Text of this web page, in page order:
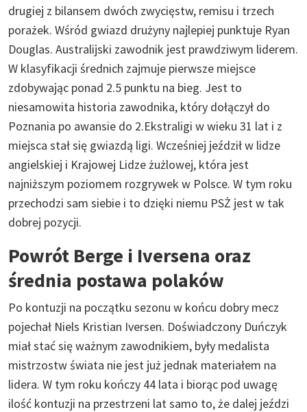
drugiej z bilansem dwóch zwycięstw, remisu i trzech
porażek. Wśród gwiazd drużyny najlepiej punktuje Ryan
Douglas. Australijski zawodnik jest prawdziwym liderem.
W klasyfikacji średnich zajmuje pierwsze miejsce
zdobywając ponad 2.5 punktu na bieg. Jest to
niesamowita historia zawodnika, który dołączył do
Poznania po awansie do 2.Ekstraligi w wieku 31 lat i z
miejsca stał się gwiazdą ligi. Wcześniej jeździł w lidze
angielskiej i Krajowej Lidze żużlowej, która jest
najniższym poziomem rozgrywek w Polsce. W tym roku
przechodzi sam siebie i to dzięki niemu PSŻ jest w tak
dobrej pozycji.
Powrót Berge i Iversena oraz
średnia postawa polaków
Po kontuzji na początku sezonu w końcu dobry mecz
pojechał Niels Kristian Iversen. Doświadczony Duńczyk
miał stać się ważnym zawodnikiem, były medalista
mistrzostw świata nie jest już jednak materiałem na
lidera. W tym roku kończy 44 lata i biorąc pod uwagę
ilość kontuzji na przestrzeni lat samo to, że dalej jeździ